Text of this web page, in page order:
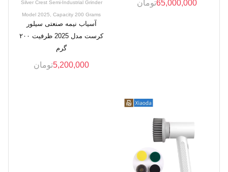
65,000,000تومان Silver Crest Semi-Industrial Grinder
Model 2025, Capacity 200 Grams
آسیاب نیمه صنعتی سیلور
کرست مدل 2025 ظرفیت ۲۰۰
گرم
5,200,000تومان